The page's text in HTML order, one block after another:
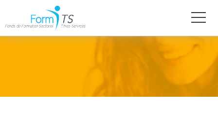
Aller